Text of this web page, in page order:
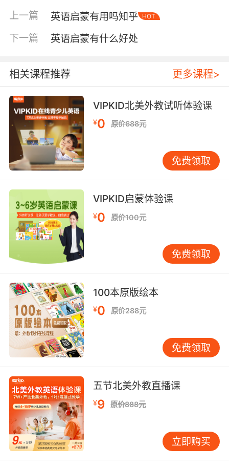
前接触，孩子很容易自然掌握；若等到十几岁再
学，往往需要刻意练习，且容易带口音。从小启
蒙的孩子，发音通常更自然、语调更地道。 但语
言能力仅是冰山一角。更深层的价值在于认知发
反应速度往往更快。这是因为在处理两种语言
时，孩子的大脑需要不断切换、抑制一种语言并
激活另一种，这种练习无形中锻炼了大脑的“执行
功能”——即计划、专注、记忆与多任务处理的能
力。这些能力对语言、数学、科学等学科的学习
都至关重要。 也有家长担心双语学习会造成混
淆。其实，只要输入方式得当，孩子完全能够区
分中文和英文。例如，可以设定“英语时间”，或
通过不同场景区分——读英文绘本时用英语，日
常对话用中文。孩子很快便能理解这是两种不同
的沟通方式。 那么，具体该如何操作呢？许多家
长觉得自己英语不好，无法辅导。实际上，早期
启蒙的核心并非“教”，而是“营造环境”。您无需成
为英语老师，只需成为资源的提供者和陪伴者。
可以从“磨耳朵”开始。每天抽出15-20分钟，播放
旋律简单、重复性强的英文儿歌。无需孩子正襟
危坐地听，可在玩耍、吃饭或睡前作为背景音
乐。重复聆听，孩子会不自觉地跟唱，这便是语
音输入的积累。 绘本也是极佳的工具。选择图画
丰富、文字简单的英文绘本，借助点读笔或音频
资源，先与孩子一起看图画、讨论内容，再播放
英文朗读。孩子通过图画理解故事，声音与画面
的结合能帮助他建立声音与意义的连接。 “兴趣保
护”尤为重要。若急于求成，要求孩子跟读、背单
词，反而易引发抵触情绪。早期启蒙的目标不是
掌握多少词汇，而是建立对英语的好感。若孩子
觉得英语有趣、有用，便会主动接触；若视其为
负担，即使暂时学会，日后也可能放弃。 曾有个
叫小宇的孩子，妈妈起初每天逼他背五个单词，
导致他一上英语课就哭。后来，妈妈改为每天陪
上一篇 英语启蒙有用吗知乎 HOT
下一篇 英语启蒙有什么好处
相关课程推荐 更多课程>
VIPKID北美外教试听体验课
¥0 原价688元
免费领取
VIPKID启蒙体验课
¥0 原价100元
免费领取
100本原版绘本
¥0 原价288元
免费领取
五节北美外教直播课
¥9 原价888元
立即购买